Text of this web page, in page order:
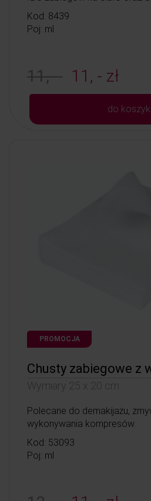
Kod: 8439
Poj: ml
11, - 11, - zł
do
PROMOCJA
Chusty zabiegowe z
Wymiary 25 x 20 cm
Polecane do demakijażu,
wykonywania kompresów.
Kod: 53093
Poj: ml